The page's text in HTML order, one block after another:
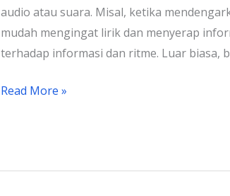
audio atau suara. Misal, ketika
mudah mengingat lirik dan menyerap
terhadap informasi dan ritme. Luar biasa,
Read More »